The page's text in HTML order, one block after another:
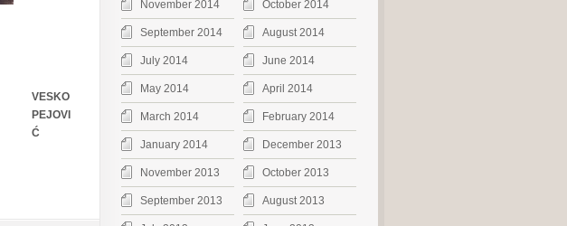
VESKO
PEJOVI
Ć
November 2014 October 2014
September 2014 August 2014
July 2014 June 2014
May 2014 April 2014
March 2014 February 2014
January 2014 December 2013
November 2013 October 2013
September 2013 August 2013